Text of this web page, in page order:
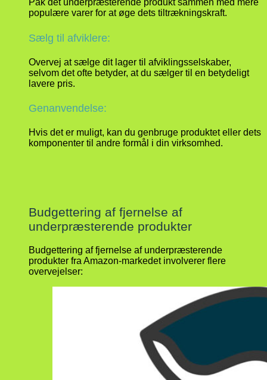
Pak det underpræsterende produkt sammen med mere
populære varer for at øge dets tiltrækningskraft.
Sælg til afviklere:
Overvej at sælge dit lager til afviklingsselskaber,
selvom det ofte betyder, at du sælger til en betydeligt
lavere pris.
Genanvendelse:
Hvis det er muligt, kan du genbruge produktet eller dets
komponenter til andre formål i din virksomhed.
Budgettering af fjernelse af
underpræsterende produkter
Budgettering af fjernelse af underpræsterende
produkter fra Amazon-markedet involverer flere
overvejelser: